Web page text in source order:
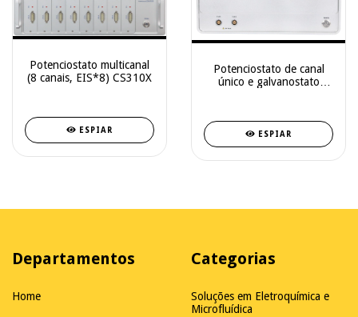
Potenciostato multicanal
(8 canais, EIS*8) CS310X
ESPIAR
Potenciostato de canal
único e galvanostato
ESPIAR
Departamentos
Home
Categorias
Soluções em Eletroquímica e
Microfluídica